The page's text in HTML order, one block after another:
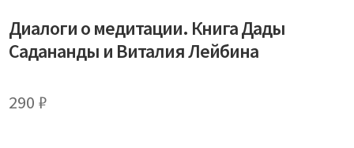
Диалоги о медитации. Книга Дады
Садананды и Виталия Лейбина
290₽